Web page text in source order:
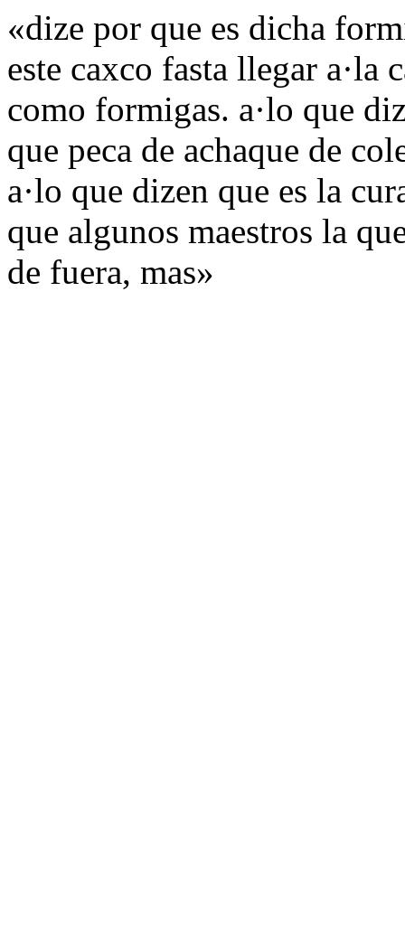
«dize por que es dicha
este caxco fasta llegar a·la
como formigas. a·lo que
que peca de achaque de
a·lo que dizen que es la
que algunos maestros la
de fuera, mas»